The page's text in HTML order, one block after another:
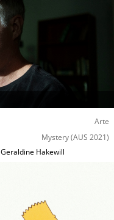
Arte
Mystery(AUS 2021)
Geraldine Hakewill